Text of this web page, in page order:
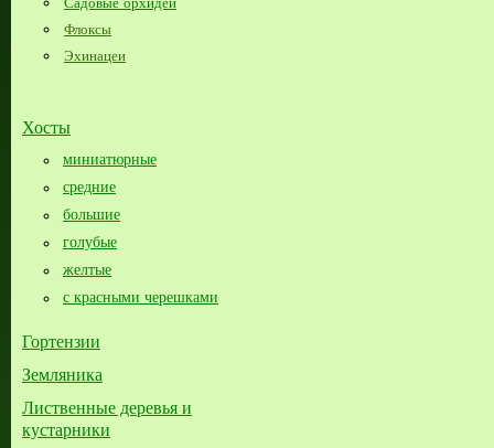
Флоксы
Эхинацеи
Хосты
миниатюрные
средние
большие​
голубые
желтые
с красными черешками
Гортензии
Земляника
Лиственные деревья и
кустарники